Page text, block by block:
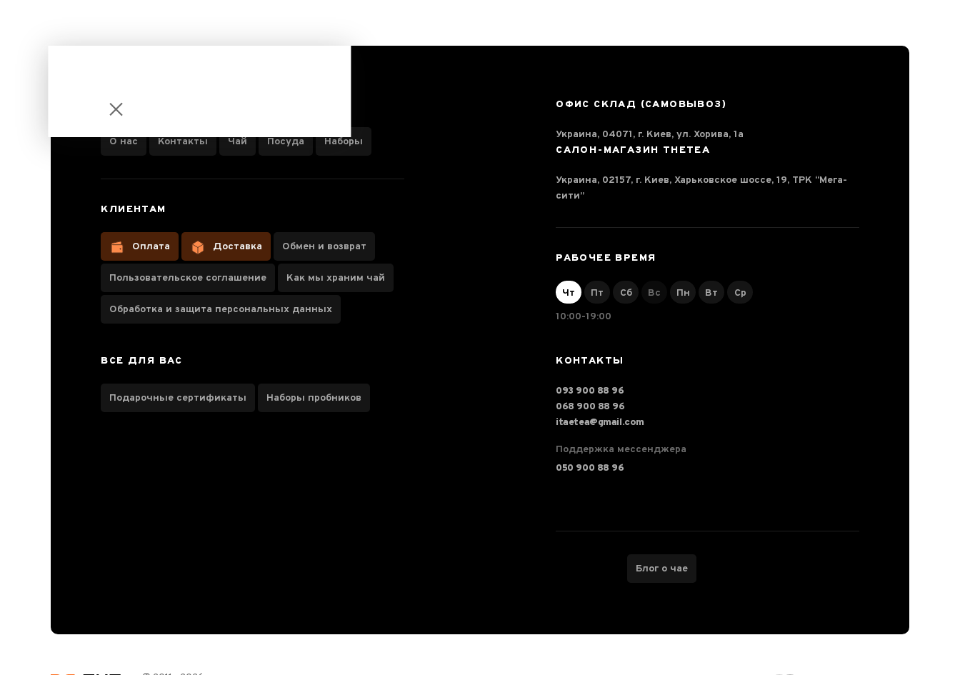
"Древесный
стиль",
керамика,
ИНФОРМАЦИЯ О КОМПАНИИ
О нас Контакты Чай Посуда Наборы
КЛИЕНТАМ
Оплата Доставка Обмен и возврат
Пользовательское соглашение Как мы храним чай
Обработка и защита персональных данных
ОФИС СКЛАД (САМОВЫВОЗ)
Украина, 04071, г. Киев, ул. Хорива, 1а
САЛОН-МАГАЗИН THETEA
Украина, 02157, г. Киев, Харьковское шоссе, 19, ТРК “Мега-
сити”
РАБОЧЕЕ ВРЕМЯ
Чт Пт Сб Вс Пн Вт
Ср
10:00-19:00
ВСЕ ДЛЯ ВАС
Подарочные сертификаты Наборы пробников
КОНТАКТЫ
093 900 88 96
068 900 88 96
itaetea@gmail.com
Поддержка мессенджера
050 900 88 96
Блог о чае